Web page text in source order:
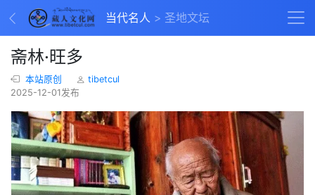
当代名人 圣地文坛
斋林·旺多
本站原创
tibetcul
2025-12-01发布